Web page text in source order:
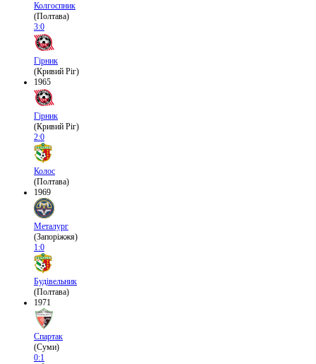
Колгоспник
(Полтава)
3:0
Гірник
(Кривий Ріг)
1965
Гірник
(Кривий Ріг)
2:0
Колос
(Полтава)
1969
Металург
(Запоріжжя)
1:0
Будівельник
(Полтава)
1971
Спартак
(Суми)
0:1